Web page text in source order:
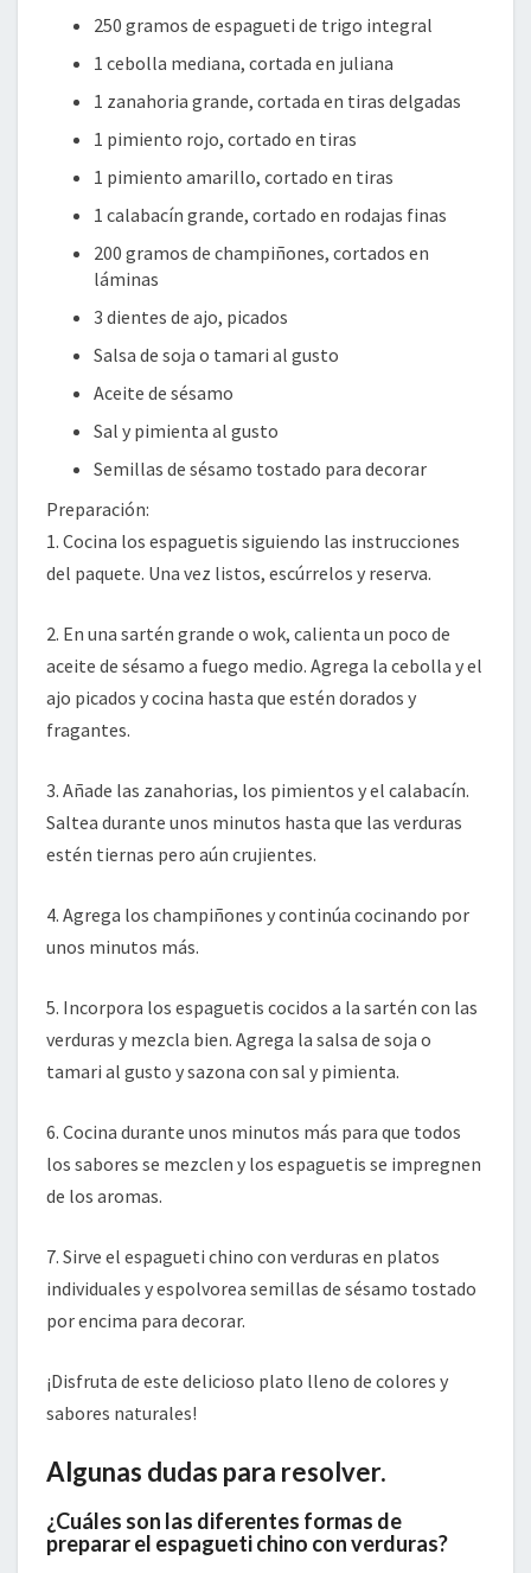
250 gramos de espagueti de trigo integral
1 cebolla mediana, cortada en juliana
1 zanahoria grande, cortada en tiras delgadas
1 pimiento rojo, cortado en tiras
1 pimiento amarillo, cortado en tiras
1 calabacín grande, cortado en rodajas finas
200 gramos de champiñones, cortados en
láminas
3 dientes de ajo, picados
Salsa de soja o tamari al gusto
Aceite de sésamo
Sal y pimienta al gusto
Semillas de sésamo tostado para decorar
Preparación:
1. Cocina los espaguetis siguiendo las instrucciones
del paquete. Una vez listos, escúrrelos y reserva.
2. En una sartén grande o wok, calienta un poco de
aceite de sésamo a fuego medio. Agrega la cebolla y el
ajo picados y cocina hasta que estén dorados y
fragantes.
3. Añade las zanahorias, los pimientos y el calabacín.
Saltea durante unos minutos hasta que las verduras
estén tiernas pero aún crujientes.
4. Agrega los champiñones y continúa cocinando por
unos minutos más.
5. Incorpora los espaguetis cocidos a la sartén con las
verduras y mezcla bien. Agrega la salsa de soja o
tamari al gusto y sazona con sal y pimienta.
6. Cocina durante unos minutos más para que todos
los sabores se mezclen y los espaguetis se impregnen
de los aromas.
7. Sirve el espagueti chino con verduras en platos
individuales y espolvorea semillas de sésamo tostado
por encima para decorar.
¡Disfruta de este delicioso plato lleno de colores y
sabores naturales!
Algunas dudas para resolver.
¿Cuáles son las diferentes formas de
preparar el espagueti chino con verduras?